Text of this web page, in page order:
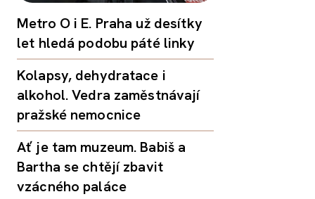
Metro O i E. Praha už desítky
let hledá podobu páté linky
Kolapsy, dehydratace i
alkohol. Vedra zaměstnávají
pražské nemocnice
Ať je tam muzeum. Babiš a
Bartha se chtějí zbavit
vzácného paláce